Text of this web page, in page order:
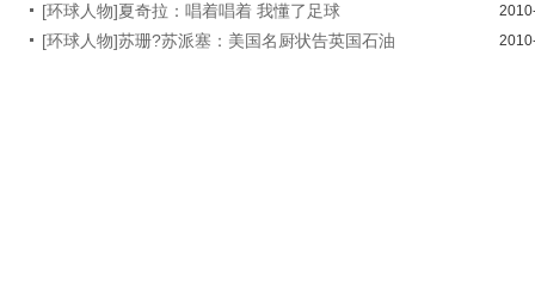
[环球人物]夏奇拉：唱着唱着 我懂了足球
[环球人物]苏珊?苏派塞：美国名厨状告英国石油